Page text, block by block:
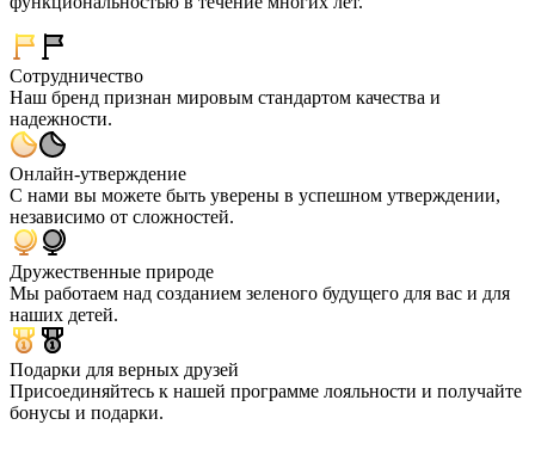
Сотрудничество
Наш бренд признан мировым стандартом качества и
надежности.
Онлайн-утверждение
С нами вы можете быть уверены в успешном утверждении,
независимо от сложностей.
Дружественные природе
Мы работаем над созданием зеленого будущего для вас и для
наших детей.
Подарки для верных друзей
Присоединяйтесь к нашей программе лояльности и получайте
бонусы и подарки.